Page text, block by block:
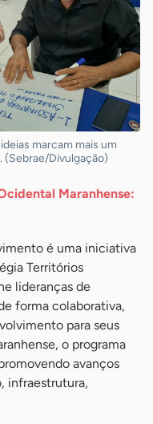
marcam mais um
(Sebrae/Divulgação)
Maranhense:
é uma iniciativa
Territórios
lideranças de
forma colaborativa,
para seus
o programa
avanços
infraestrutura,